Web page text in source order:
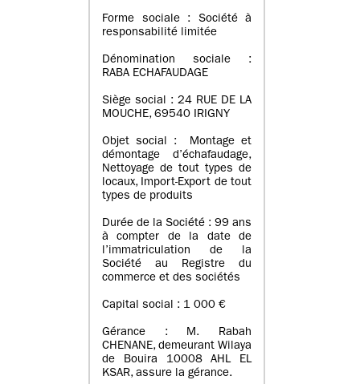
Forme sociale : Société à
responsabilité limitée
Dénomination sociale :
RABA ECHAFAUDAGE
Siège social : 24 RUE DE LA
MOUCHE, 69540 IRIGNY
Objet social : Montage et
démontage d’échafaudage,
Nettoyage de tout types de
locaux, Import-Export de tout
types de produits
Durée de la Société : 99 ans
à compter de la date de
l’immatriculation de la
Société au Registre du
commerce et des sociétés
Capital social : 1 000 €
Gérance : M. Rabah
CHENANE, demeurant Wilaya
de Bouira 10008 AHL EL
KSAR, assure la gérance.